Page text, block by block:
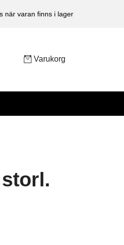
när varan finns i lager
Varukorg